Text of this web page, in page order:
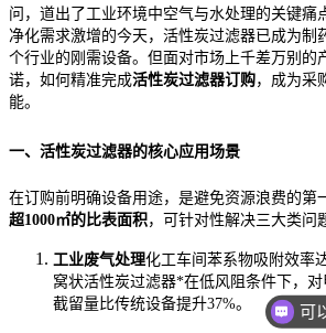
问，道出了工业环境中空气与水处理的关键痛
净化需求激增的今天，活性炭过滤器已成为制
个行业的刚需设备。但面对市场上千差万别的
诺，如何精准完成活性炭过滤器订购，成为采
能。
一、活性炭过滤器的核心应用场景
在订购前明确设备用途，是避免资源浪费的第
超1000㎡的比表面积，可针对性解决三大类问
工业废气处理化工车间苯系物吸附效率
窝状活性炭过滤器*在低风阻条件下，
截留量比传统设备提升37%。